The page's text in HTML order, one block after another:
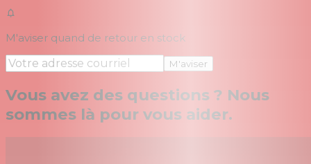
M'aviser quand de retour en stock
M'aviser
Vous avez des questions ? Nous
sommes là pour vous aider.